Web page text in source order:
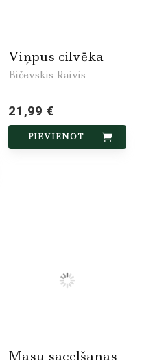
Viņpus cilvēka
Bičevskis Raivis
21,99 €
PIEVIENOT
Masu sacelšanas